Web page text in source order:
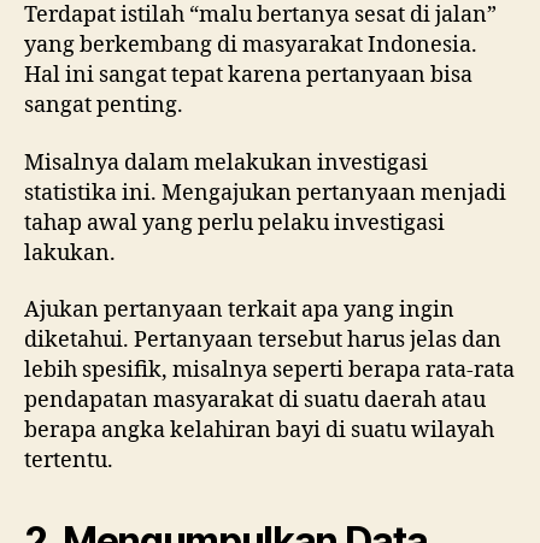
Terdapat istilah “malu bertanya sesat di jalan”
yang berkembang di masyarakat Indonesia.
Hal ini sangat tepat karena pertanyaan bisa
sangat penting.
Misalnya dalam melakukan investigasi
statistika ini. Mengajukan pertanyaan menjadi
tahap awal yang perlu pelaku investigasi
lakukan.
Ajukan pertanyaan terkait apa yang ingin
diketahui. Pertanyaan tersebut harus jelas dan
lebih spesifik, misalnya seperti berapa rata-rata
pendapatan masyarakat di suatu daerah atau
berapa angka kelahiran bayi di suatu wilayah
tertentu.